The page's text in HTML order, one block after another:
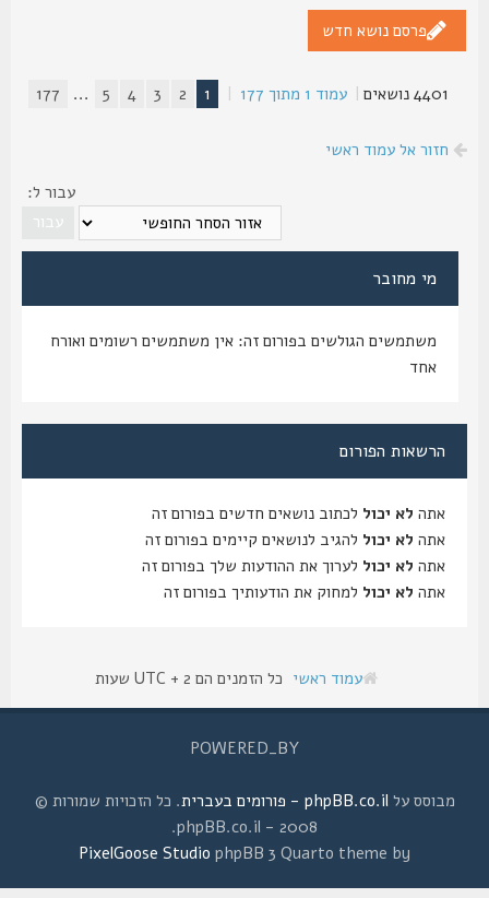
פרסם נושא חדש
| עמוד1מתוך177
|
1
5
...
177
חזור אל עמוד ראשי
עבור ל:
מי מחובר
משתמשים הגולשים בפורום זה: אין משתמשים רשומים ואורח
הרשאות הפורום
לא יכול לכתוב נושאים חדשים בפורום זה
לא יכול להגיב לנושאים קיימים בפורום זה
לא יכול לערוך את ההודעות שלך בפורום זה
לא יכול למחוק את הודעותיך בפורום זה
עמוד ראשי כל הזמנים הם UTC + 2 שעות
POWERED_BY
מבוסס עלphpBB.co.il - פורומים בעברית
. כל הזכויות שמורות ©
2008 - phpBB.co.il.
phpBB 3 Quarto theme by
PixelGoose Studio